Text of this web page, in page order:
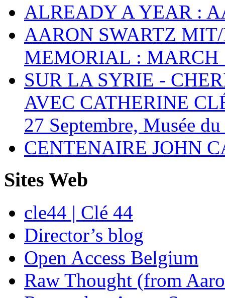
ALREADY A YEAR :
AARON SWARTZ
MEMORIAL : MARCH
SUR LA SYRIE -
AVEC CATHERINE
27 Septembre, Musée
CENTENAIRE JOHN
Sites Web
cle44 | Clé 44
Director’s blog
Open Access Belgium
Raw Thought (from